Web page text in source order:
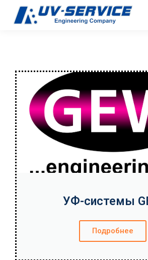
УФ-системы
Подробнее